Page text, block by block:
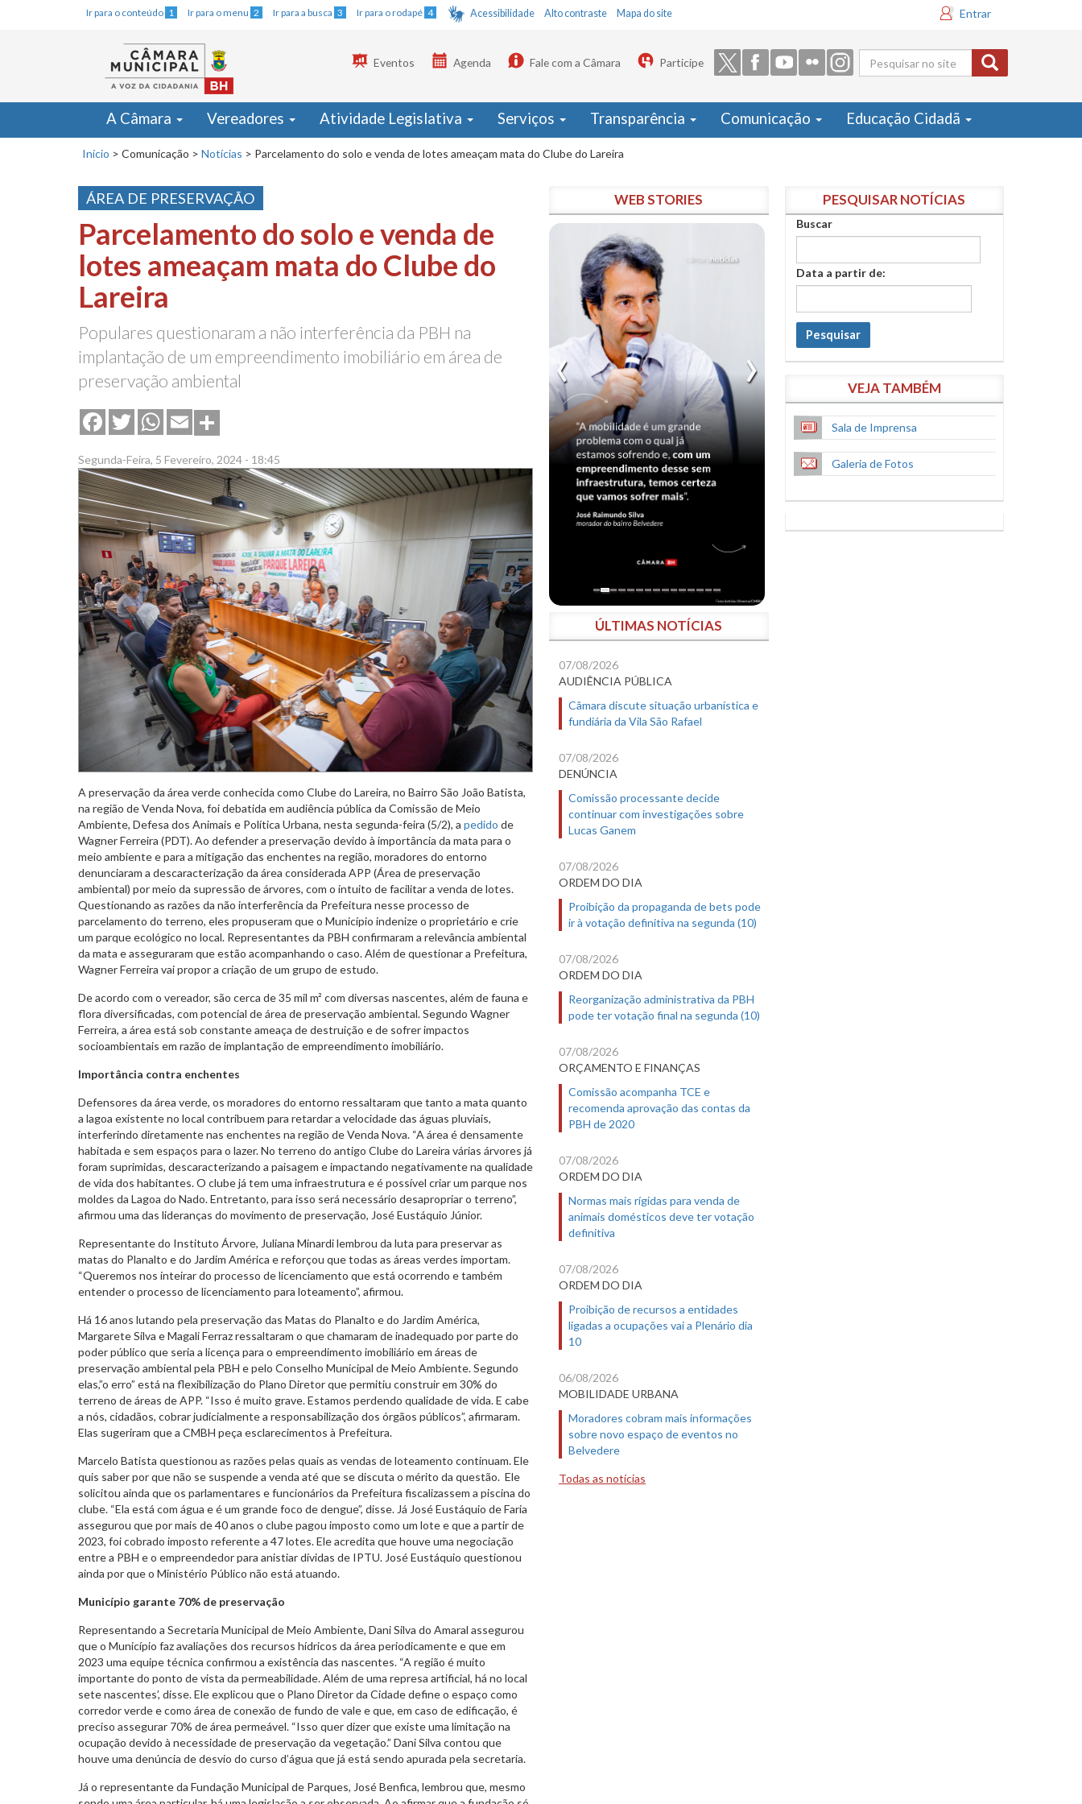
Ir para o conteúdo 1 Ir para o menu 2 Ir para a busca 3 Ir para o rodapé 4 Acessibilidade Alto contraste Mapa do site Entrar
Formulário
de busca
Eventos Agenda Fale com a Câmara Participe
A Câmara Vereadores Atividade Legislativa Serviços Transparência Comunicação Educação Cidadã
Início > Comunicação > Notícias > Parcelamento do solo e venda de lotes ameaçam mata do Clube do Lareira
ÁREA DE PRESERVAÇÃO
Parcelamento do solo e venda de
lotes ameaçam mata do Clube do
Lareira
Populares questionaram a não interferência da PBH na
implantação de um empreendimento imobiliário em área de
preservação ambiental
FacebookTwitterWhatsApp
Email
Segunda-Feira, 5 Fevereiro, 2024 - 18:45
A preservação da área verde conhecida como Clube do Lareira, no Bairro São João Batista,
na região de Venda Nova, foi debatida em audiência pública da Comissão de Meio
Ambiente, Defesa dos Animais e Política Urbana, nesta segunda-feira (5/2), a pedido de
Wagner Ferreira (PDT). Ao defender a preservação devido à importância da mata para o
meio ambiente e para a mitigação das enchentes na região, moradores do entorno
denunciaram a descaracterização da área considerada APP (Área de preservação
ambiental) por meio da supressão de árvores, com o intuito de facilitar a venda de lotes.
Questionando as razões da não interferência da Prefeitura nesse processo de
parcelamento do terreno, eles propuseram que o Município indenize o proprietário e crie
um parque ecológico no local. Representantes da PBH confirmaram a relevância ambiental
da mata e asseguraram que estão acompanhando o caso. Além de questionar a Prefeitura,
Wagner Ferreira vai propor a criação de um grupo de estudo.
De acordo com o vereador, são cerca de 35 mil m² com diversas nascentes, além de fauna e
flora diversificadas, com potencial de área de preservação ambiental. Segundo Wagner
Ferreira, a área está sob constante ameaça de destruição e de sofrer impactos
socioambientais em razão de implantação de empreendimento imobiliário.
Importância contra enchentes
Defensores da área verde, os moradores do entorno ressaltaram que tanto a mata quanto
a lagoa existente no local contribuem para retardar a velocidade das águas pluviais,
interferindo diretamente nas enchentes na região de Venda Nova. “A área é densamente
habitada e sem espaços para o lazer. No terreno do antigo Clube do Lareira várias árvores já
foram suprimidas, descaracterizando a paisagem e impactando negativamente na qualidade
de vida dos habitantes. O clube já tem uma infraestrutura e é possível criar um parque nos
moldes da Lagoa do Nado. Entretanto, para isso será necessário desapropriar o terreno”,
afirmou uma das lideranças do movimento de preservação, José Eustáquio Júnior.
Representante do Instituto Árvore, Juliana Minardi lembrou da luta para preservar as
matas do Planalto e do Jardim América e reforçou que todas as áreas verdes importam.
“Queremos nos inteirar do processo de licenciamento que está ocorrendo e também
entender o processo de licenciamento para loteamento”, afirmou.
Há 16 anos lutando pela preservação das Matas do Planalto e do Jardim América,
Margarete Silva e Magali Ferraz ressaltaram o que chamaram de inadequado por parte do
poder público que seria a licença para o empreendimento imobiliário em áreas de
preservação ambiental pela PBH e pelo Conselho Municipal de Meio Ambiente. Segundo
elas,”o erro” está na flexibilização do Plano Diretor que permitiu construir em 30% do
terreno de áreas de APP. “Isso é muito grave. Estamos perdendo qualidade de vida. E cabe
a nós, cidadãos, cobrar judicialmente a responsabilização dos órgãos públicos”, afirmaram.
Elas sugeriram que a CMBH peça esclarecimentos à Prefeitura.
Marcelo Batista questionou as razões pelas quais as vendas de loteamento continuam. Ele
quis saber por que não se suspende a venda até que se discuta o mérito da questão. Ele
solicitou ainda que os parlamentares e funcionários da Prefeitura fiscalizassem a piscina do
clube. “Ela está com água e é um grande foco de dengue”, disse. Já José Eustáquio de Faria
assegurou que por mais de 40 anos o clube pagou imposto como um lote e que a partir de
2023, foi cobrado imposto referente a 47 lotes. Ele acredita que houve uma negociação
entre a PBH e o empreendedor para anistiar dívidas de IPTU. José Eustáquio questionou
ainda por que o Ministério Público não está atuando.
Município garante 70% de preservação
Representando a Secretaria Municipal de Meio Ambiente, Dani Silva do Amaral assegurou
que o Município faz avaliações dos recursos hídricos da área periodicamente e que em
2023 uma equipe técnica confirmou a existência das nascentes. “A região é muito
importante do ponto de vista da permeabilidade. Além de uma represa artificial, há no local
sete nascentes’, disse. Ele explicou que o Plano Diretor da Cidade define o espaço como
corredor verde e como área de conexão de fundo de vale e que, em caso de edificação, é
preciso assegurar 70% de área permeável. “Isso quer dizer que existe uma limitação na
ocupação devido à necessidade de preservação da vegetação.” Dani Silva contou que
houve uma denúncia de desvio do curso d’água que já está sendo apurada pela secretaria.
Já o representante da Fundação Municipal de Parques, José Benfica, lembrou que, mesmo
WEB STORIES
ÚLTIMAS NOTÍCIAS
07/08/2026
AUDIÊNCIA PÚBLICA
Câmara discute situação urbanística e
fundiária da Vila São Rafael
07/08/2026
DENÚNCIA
Comissão processante decide
continuar com investigações sobre
Lucas Ganem
07/08/2026
ORDEM DO DIA
Proibição da propaganda de bets pode
ir à votação definitiva na segunda (10)
07/08/2026
ORDEM DO DIA
Reorganização administrativa da PBH
pode ter votação final na segunda (10)
07/08/2026
ORÇAMENTO E FINANÇAS
Comissão acompanha TCE e
recomenda aprovação das contas da
PBH de 2020
07/08/2026
ORDEM DO DIA
Normas mais rígidas para venda de
animais domésticos deve ter votação
definitiva
07/08/2026
ORDEM DO DIA
Proibição de recursos a entidades
ligadas a ocupações vai a Plenário dia
10
06/08/2026
MOBILIDADE URBANA
Moradores cobram mais informações
sobre novo espaço de eventos no
Belvedere
Todas as notícias
PESQUISAR NOTÍCIAS
Buscar
Data a partir de:
Pesquisar
VEJA TAMBÉM
Sala de Imprensa
Galeria de Fotos